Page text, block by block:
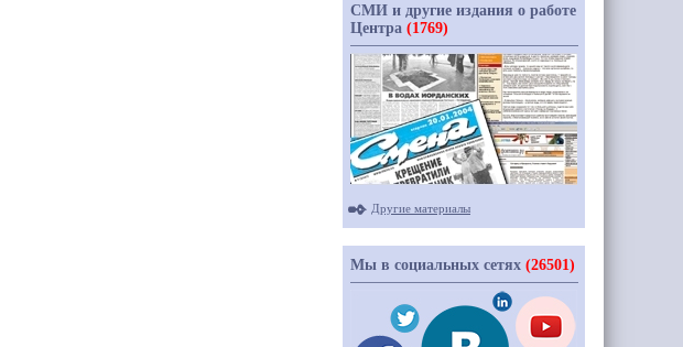
СМИ и другие издания о работе
Центра (1769)
Другие материалы
Мы в социальных сетях (26501)